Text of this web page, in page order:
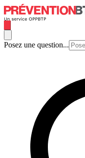
Posez une question...